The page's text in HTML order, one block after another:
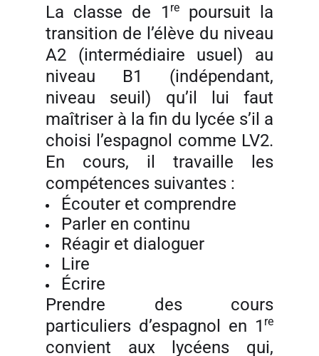
La classe de 1 repoursuit la
transition de l’élève du niveau
A2 (intermédiaire usuel) au
niveau B1 (indépendant,
niveau seuil) qu’il lui faut
maîtriser à la fin du lycée s’il a
choisi l’espagnol comme LV2.
En cours, il travaille les
compétences suivantes :
Écouter et comprendre
Parler en continu
Réagir et dialoguer
Lire
Écrire
Prendre des cours
particuliers d’espagnol en 1 re
convient aux lycéens qui,